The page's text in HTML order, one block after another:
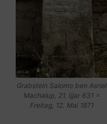
Grabstein Salomo ben Asriel
Machalup, 21. Ijjar 631 =
Freitag, 12. Mai 1871